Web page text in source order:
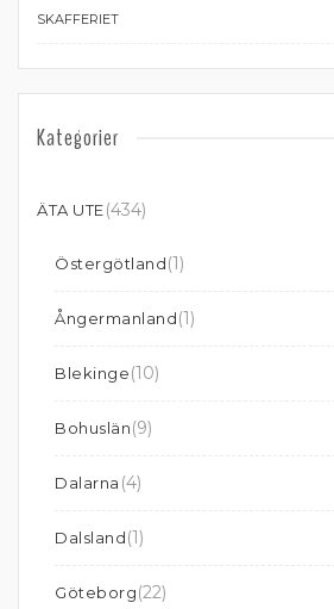
SKAFFERIET
Kategorier
ÄTA UTE(434)
Östergötland(1)
Ångermanland(1)
Blekinge(10)
Bohuslän(9)
Dalarna (4)
Dalsland(1)
Göteborg(22)